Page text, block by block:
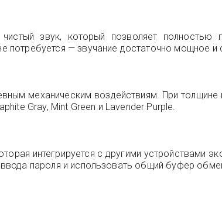
звук, который позволяет полностью
потребуется — звучание достаточно мощное и
механическим воздействиям. При
Gray, Mint Green и Lavender Purple.
интегрируется с другими устройствами
пароля и использовать общий буфер